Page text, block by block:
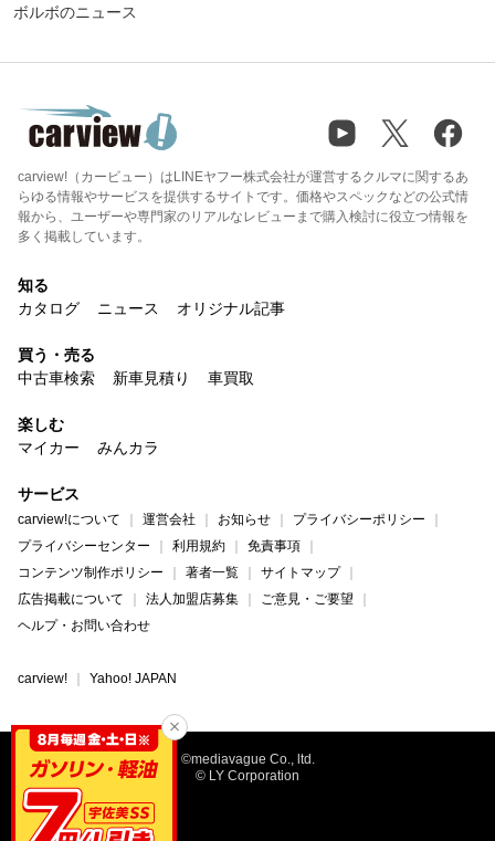
ボルボのニュース
carview!（カービュー）はLINEヤフー株式会社が運営するクルマに関するあ
らゆる情報やサービスを提供するサイトです。価格やスペックなどの公式情
報から、ユーザーや専門家のリアルなレビューまで購入検討に役立つ情報を
多く掲載しています。
知る
カタログ
ニュース オリジナル記事
買う・売る
中古車検索
新車見積り 車買取
楽しむ
マイカー
みんカラ
サービス
carview!について 運営会社 お知らせ
プライバシーポリシー
プライバシーセンター
利用規約
免責事項
コンテンツ制作ポリシー
著者一覧
サイトマップ
広告掲載について
法人加盟店募集
ご意見・ご要望
ヘルプ・お問い合わせ
carview! Yahoo! JAPAN
©mediavague Co., ltd.
© LY Corporation